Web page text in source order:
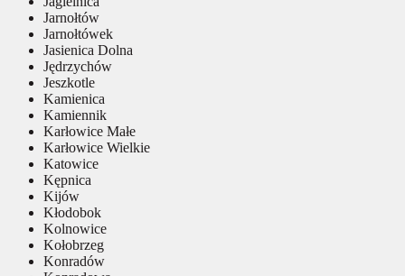
Jarnołtów
Jarnołtówek
Jasienica Dolna
Jędrzychów
Jeszkotle
Kamienica
Kamiennik
Karłowice Małe
Karłowice Wielkie
Katowice
Kępnica
Kijów
Kłodobok
Kolnowice
Kołobrzeg
Konradów